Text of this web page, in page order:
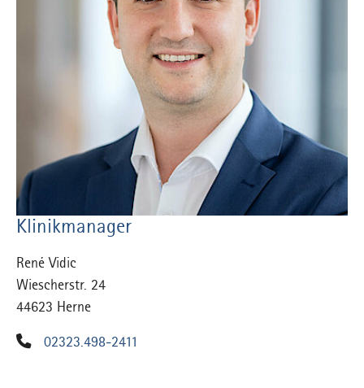
Klinikmanager
René Vidic
Wiescherstr. 24
44623 Herne
02323.498-2411